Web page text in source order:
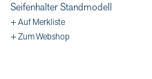
Seifenhalter Standmodell
+ Auf Merkliste
+ Zum Webshop